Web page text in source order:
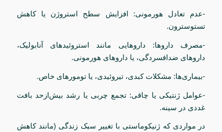
-عدم تعادل هورمونی: افزایش سطح استروژن یا کاهش
تستوسترون.
-مصرف داروها: داروهایی مانند استروئیدهای آنابولیک،
داروهای ضدافسردگی، یا داروهای هورمونی.
-بیماری‌ها: مشکلات کبدی، تیروئیدی، یا تومورهای خاص.
-عوامل ژنتیکی یا چاقی: تجمع چربی یا رشد بیش‌ازحد بافت
غددی در سینه.
در مواردی که ژنیکوماستی با تغییر سبک زندگی (مانند کاهش